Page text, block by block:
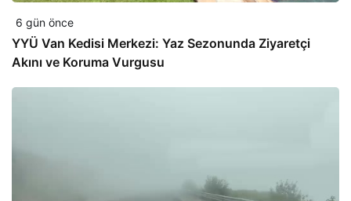
6 gün önce
YYÜ Van Kedisi Merkezi: Yaz Sezonunda Ziyaretçi
Akını ve Koruma Vurgusu